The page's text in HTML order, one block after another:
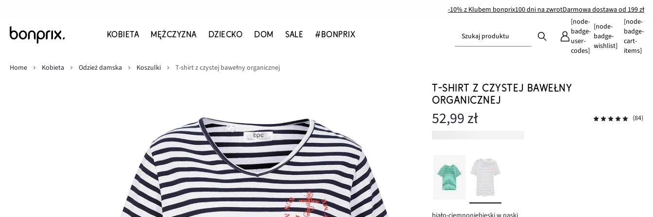
-10% z Klubem bonprix100 dni na zwrotDarmowa dostawa od 199 zł
KOBIETA MĘŻCZYZNA DZIECKO DOM SALE #BONPRIX Szukaj produktu
[node-
badge-
user-
codes]
[node-
badge-
wishlist]
[node-
badge-
cart-
items]
Home
Kobieta Odzież damska Koszulki T-shirt z czystej bawełny organicznej
T-SHIRT Z CZYSTEJ BAWEŁNY
ORGANICZNEJ
52,99 zł (84)